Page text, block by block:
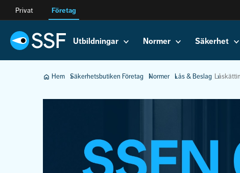
Privat Företag
Utbildningar Normer Säkerhet
Hem Säkerhetsbutiken Företag Normer Lås & Beslag